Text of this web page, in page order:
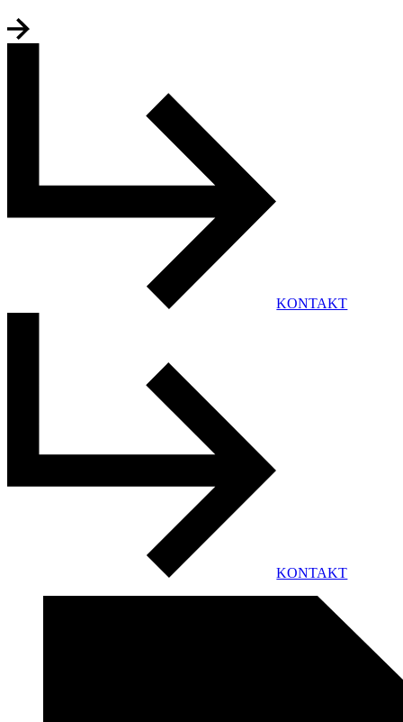
KONTAKT
KONTAKT